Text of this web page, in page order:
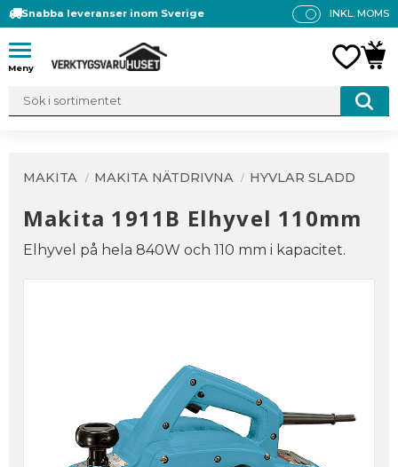
Meny
Snabba leveranser inom Sverige
P
A
INKL. MOMS
MAKITA MAKITA NÄTDRIVNA HYVLAR SLADD
Makita 1911B Elhyvel 110mm
Elhyvel på hela 840W och 110 mm i kapacitet.